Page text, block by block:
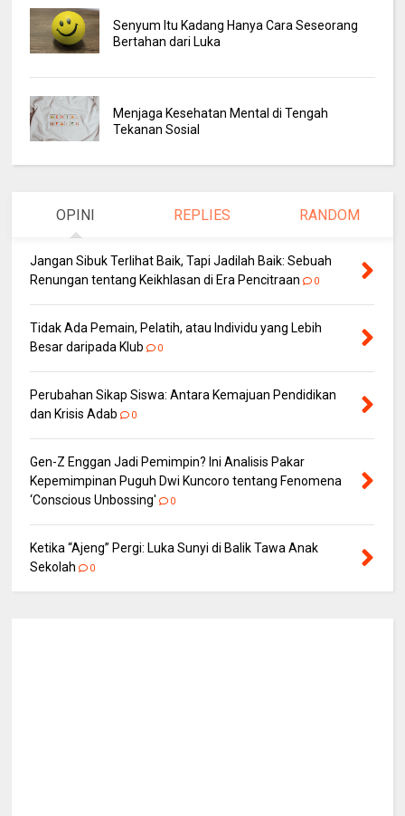
Senyum Itu Kadang Hanya Cara Seseorang
Bertahan dari Luka
Menjaga Kesehatan Mental di Tengah
Tekanan Sosial
OPINI REPLIES RANDOM
Jangan Sibuk Terlihat Baik, Tapi Jadilah Baik: Sebuah
Renungan tentang Keikhlasan di Era Pencitraan
0
Tidak Ada Pemain, Pelatih, atau Individu yang Lebih
Besar daripada Klub
0
Perubahan Sikap Siswa: Antara Kemajuan Pendidikan
dan Krisis Adab
0
Gen-Z Enggan Jadi Pemimpin? Ini Analisis Pakar
Kepemimpinan Puguh Dwi Kuncoro tentang Fenomena
‘Conscious Unbossing'
0
Ketika “Ajeng” Pergi: Luka Sunyi di Balik Tawa Anak
Sekolah
0